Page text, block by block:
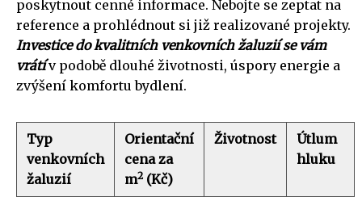
poskytnout cenné informace. Nebojte se zeptat na
reference a prohlédnout si již realizované projekty.
Investice do kvalitních venkovních žaluzií se vám
vrátív podobě dlouhé životnosti, úspory energie a
zvýšení komfortu bydlení.
Typ
venkovních
žaluzií
Orientační
cena za
m2 (Kč)
Životnost
Útlum
hluku